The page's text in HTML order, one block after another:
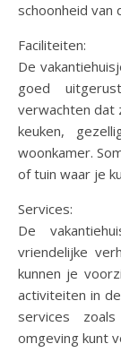
schoonheid van
Faciliteiten:
De
goed
verwachten dat
keuken,
woonkamer.
of tuin waar je
Services:
De
vriendelijke
kunnen je
activiteiten in
services
omgeving kunt